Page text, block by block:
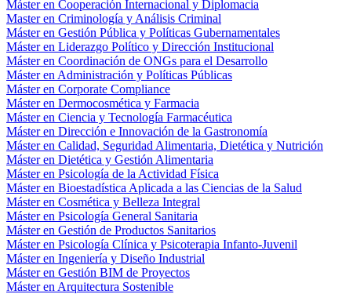
Máster en Cooperación Internacional y Diplomacia
Master en Criminología y Análisis Criminal
Máster en Gestión Pública y Políticas Gubernamentales
Máster en Liderazgo Político y Dirección Institucional
Máster en Coordinación de ONGs para el Desarrollo
Máster en Administración y Políticas Públicas
Máster en Corporate Compliance
Máster en Dermocosmética y Farmacia
Máster en Ciencia y Tecnología Farmacéutica
Máster en Dirección e Innovación de la Gastronomía
Máster en Calidad, Seguridad Alimentaria, Dietética y Nutrición
Máster en Dietética y Gestión Alimentaria
Máster en Psicología de la Actividad Física
Máster en Bioestadística Aplicada a las Ciencias de la Salud
Máster en Cosmética y Belleza Integral
Máster en Psicología General Sanitaria
Máster en Gestión de Productos Sanitarios
Máster en Psicología Clínica y Psicoterapia Infanto-Juvenil
Máster en Ingeniería y Diseño Industrial
Máster en Gestión BIM de Proyectos
Máster en Arquitectura Sostenible